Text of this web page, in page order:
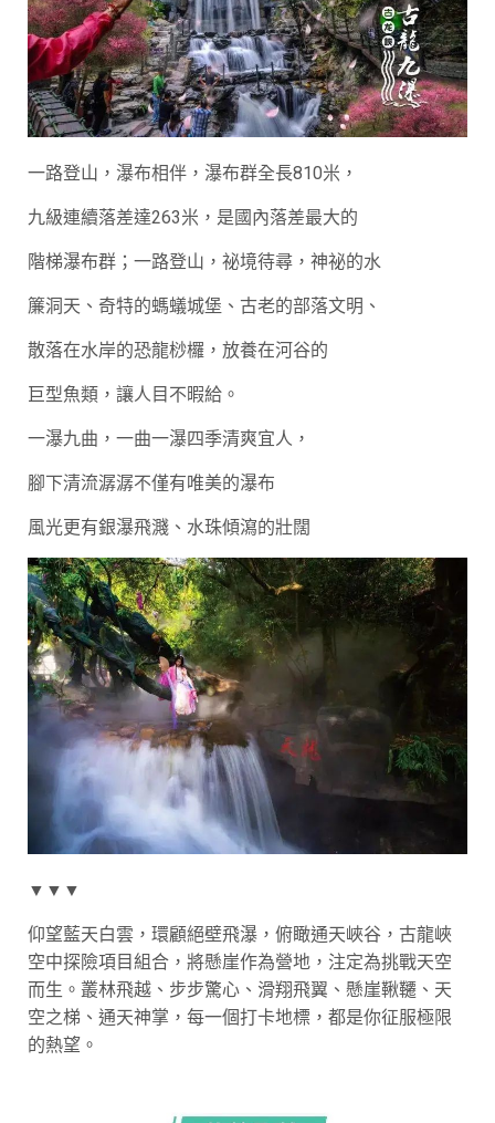
一路登山，瀑布相伴，瀑布群全長810米，
九級連續落差達263米，是國內落差最大的
階梯瀑布群；一路登山，祕境待尋，神祕的水
簾洞天、奇特的螞蟻城堡、古老的部落文明、
散落在水岸的恐龍桫欏，放養在河谷的
巨型魚類，讓人目不暇給。
一瀑九曲，一曲一瀑四季清爽宜人，
腳下清流潺潺不僅有唯美的瀑布
風光更有銀瀑飛濺、水珠傾瀉的壯闊
▼▼▼
仰望藍天白雲，環顧絕壁飛瀑，俯瞰通天峽谷，古龍峽
空中探險項目組合，將懸崖作為營地，注定為挑戰天空
而生。叢林飛越、步步驚心、滑翔飛翼、懸崖鞦韆、天
空之梯、通天神掌，每一個打卡地標，都是你征服極限
的熱望。